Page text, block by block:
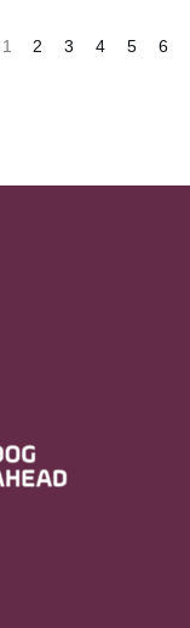
1 2 3 4 5 6